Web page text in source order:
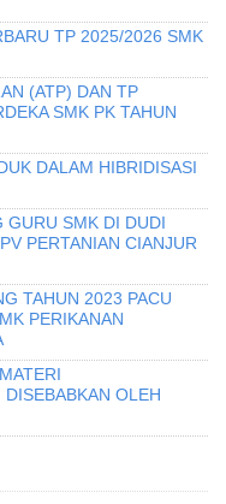
TP 2025/2026 SMK
(ATP) DAN TP
SMK PK TAHUN
DALAM HIBRIDISASI
GURU SMK DI DUDI
PERTANIAN CIANJUR
TAHUN 2023 PACU
PERIKANAN
OLEH